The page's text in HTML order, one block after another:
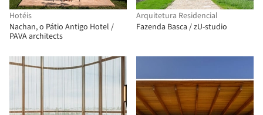
Hotéis
Nachan, o Pátio Antigo Hotel /
PAVA architects
Arquitetura Residencial
Fazenda Basca / zU-studio